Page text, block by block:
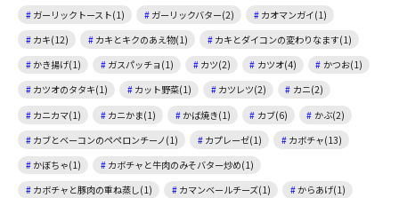
ガーリックトースト(1)
ガーリックバター(2)
カオマンガイ(1)
カキ(12)
カキとキクのあえ物(1)
カキとダイコンの変わりなます(1)
かき揚げ(1)
ガスパッチョ(1) カツ(2) カツオ(4)
かつお(1)
カツオのタタキ(1)
カット野菜(1) カツレツ(2)
カニ(2)
カニカマ(1)
カニかま(1) かば焼き(1) カブ(6)
かぶ(2)
カブとベーコンのペペロンチーノ(1)
カプレーゼ(1)
カボチャ(13)
かぼちゃ(1)
カボチャと牛肉のみそバター炒め(1)
カボチャと豚肉の重ね蒸し(1)
カマンベールチーズ(1)
からあげ(1)